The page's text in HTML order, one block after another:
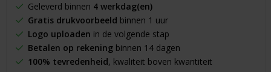
Geleverd binnen 4 werkdag(en)
Gratis drukvoorbeeld binnen 1 uur
Logo uploaden in de volgende stap
Betalen op rekeningbinnen 14 dagen
100% tevredenheid, kwaliteit boven kwantiteit